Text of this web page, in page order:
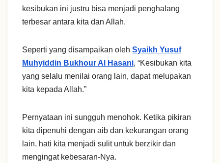
kesibukan ini justru bisa menjadi penghalang
terbesar antara kita dan Allah.
Seperti yang disampaikan oleh Syaikh Yusuf
Muhyiddin Bukhour Al Hasani, “Kesibukan kita
yang selalu menilai orang lain, dapat melupakan
kita kepada Allah.”
Pernyataan ini sungguh menohok. Ketika pikiran
kita dipenuhi dengan aib dan kekurangan orang
lain, hati kita menjadi sulit untuk berzikir dan
mengingat kebesaran-Nya.